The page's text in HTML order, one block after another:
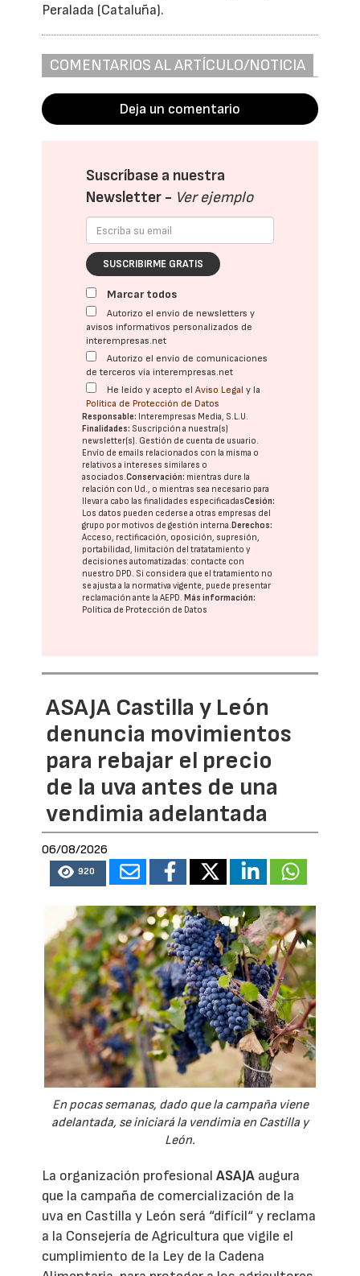
Peralada (Cataluña).
COMENTARIOS AL ARTÍCULO/NOTICIA
Deja un comentario
Suscríbase a nuestra
Newsletter - Ver ejemplo
SUSCRIBIRME GRATIS
Marcar todos
Autorizo el envío de newsletters y
avisos informativos personalizados de
interempresas.net
Autorizo el envío de comunicaciones
de terceros vía interempresas.net
He leído y acepto elAviso Legal y la
Política de Protección de Datos
Responsable: Interempresas Media, S.L.U.
Finalidades: Suscripción a nuestra(s)
newsletter(s). Gestión de cuenta de usuario.
Envío de emails relacionados con la misma o
relativos a intereses similares o
asociados.Conservación: mientras dure la
relación con Ud., o mientras sea necesario para
llevar a cabo las finalidades especificadasCesión:
Los datos pueden cederse a otras empresas del
grupo por motivos de gestión interna. Derechos:
Acceso, rectificación, oposición, supresión,
portabilidad, limitación del tratatamiento y
decisiones automatizadas: contacte con
nuestro DPD. Si considera que el tratamiento no
se ajusta a la normativa vigente, puede presentar
reclamación ante laAEPD. Más información:
Política de Protección de Datos
ASAJA Castilla y León
denuncia movimientos
para rebajar el precio
de la uva antes de una
vendimia adelantada
06/08/2026
920
En pocas semanas, dado que la campaña viene
adelantada, se iniciará la vendimia en Castilla y
León.
La organización profesionalASAJA augura
que la campaña de comercialización de la
uva en Castilla y León será “difícil“ y reclama
a la Consejería de Agricultura que vigile el
cumplimiento de la Ley de la Cadena